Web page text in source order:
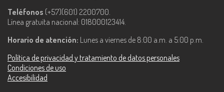
Teléfonos (+57)(601) 2200700.
Línea gratuita nacional: 018000123414.
Horario de atención: Lunes a viernes de 8:00 a.m. a 5:00 p.m.
Política de privacidad y tratamiento de datos personales
Condiciones de uso
Accesibilidad